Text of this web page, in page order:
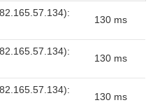
130 ms
130 ms
130 ms